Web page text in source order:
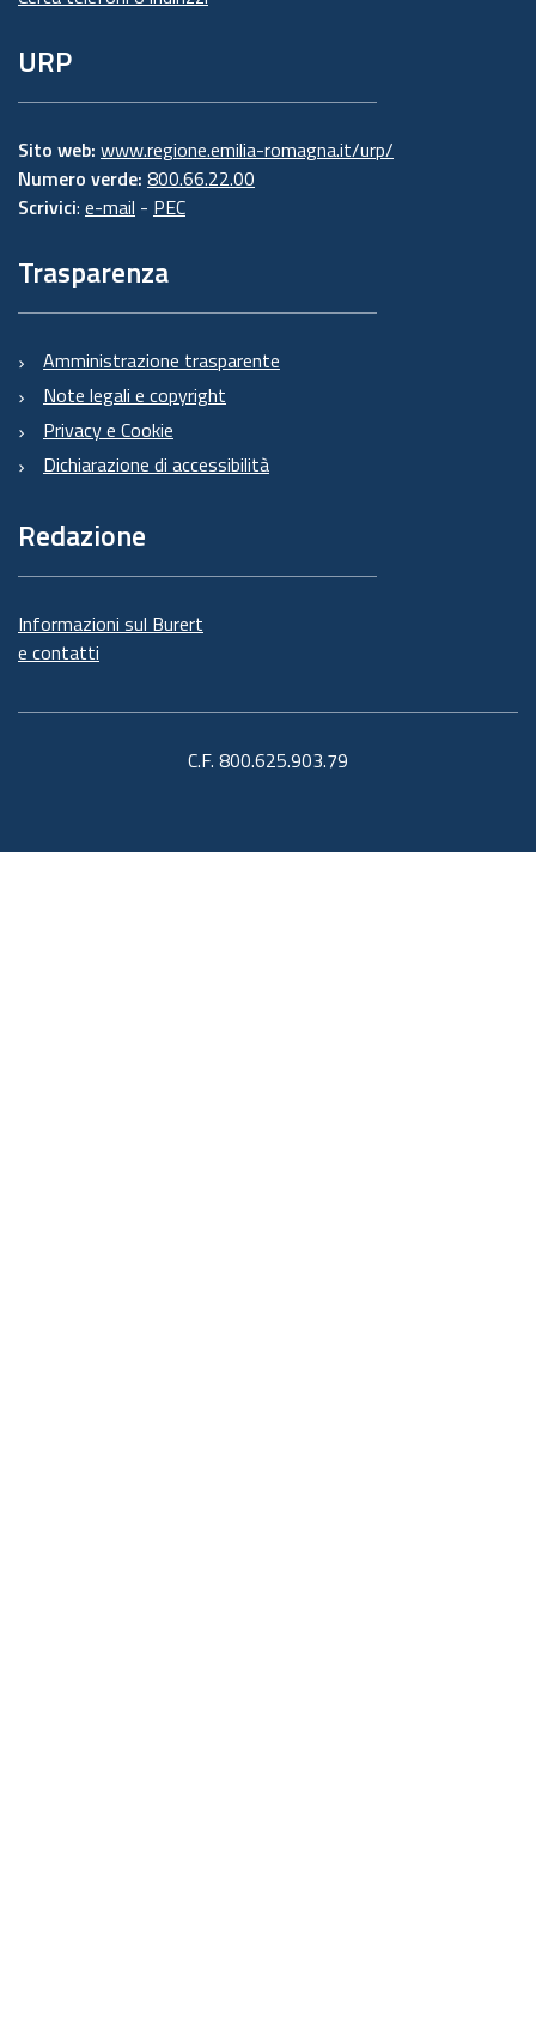
URP
Sito web: www.regione.emilia-romagna.it/urp/
Numero verde: 800.66.22.00
Scrivici: e-mail - PEC
Trasparenza
Amministrazione trasparente
Note legali e copyright
Privacy e Cookie
Dichiarazione di accessibilità
Redazione
Informazioni sul Burert
e contatti
C.F. 800.625.903.79